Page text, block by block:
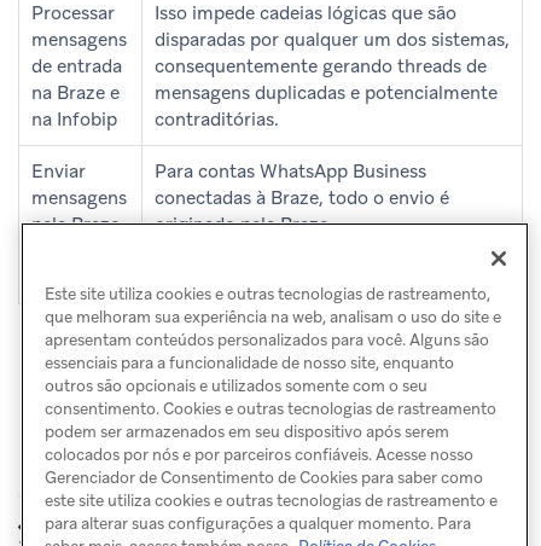
Processar
mensagens
de entrada
na Braze e
na Infobip
Isso impede cadeias lógicas que são
disparadas por qualquer um dos sistemas,
consequentemente gerando threads de
mensagens duplicadas e potencialmente
contraditórias.
Enviar
mensagens
pela Braze
Para contas WhatsApp Business
conectadas à Braze, todo o envio é
originado pela Braze.
ANTERIORCadastro
PRÓXIMO
Números de
Este site utiliza cookies e outras tecnologias de rastreamento,
que melhoram sua experiência na web, analisam o uso do site e
apresentam conteúdos personalizados para você. Alguns são
essenciais para a funcionalidade de nosso site, enquanto
outros são opcionais e utilizados somente com o seu
consentimento. Cookies e outras tecnologias de rastreamento
podem ser armazenados em seu dispositivo após serem
colocados por nós e por parceiros confiáveis. Acesse nosso
Gerenciador de Consentimento de Cookies para saber como
este site utiliza cookies e outras tecnologias de rastreamento e
para alterar suas configurações a qualquer momento. Para